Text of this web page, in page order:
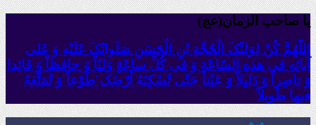
یا صاحب الزمان(عج)
اللّهُمَّ کُنْ لِوَلِیِّکَ الْحُجَّةِ بْنِ الْحَسَنِ صَلَواتُکَ عَلَیْهِ وَ عَلى
آبائِهِ فی هذِهِ السّاعَةِ وَ فی کُلِّ ساعَةٍ وَلِیّاً وَ حافِظاً وَ قائِدا
‏وَ ناصِراً وَ دَلیلاً وَ عَیْناً حَتّى تُسْکِنَهُ أَرْضَک َطَوْعاً وَ تُمَتِّعَهُ
فیها طَویلاً